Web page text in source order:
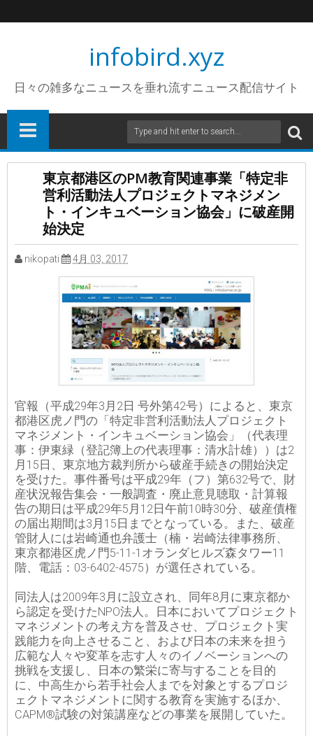
infobird.xyz
日々の雑多なニュースを垂れ流すニュース配信サイト
東京都港区のPM教育関連事業「特定非
営利活動法人プロジェクトマネジメン
ト・インキュベーション協会」に破産開
始決定
nikopati 4月 03, 2017
官報（平成29年3月2日 号外第42号）によると、東京
都港区虎ノ門の「特定非営利活動法人プロジェクト
マネジメント・インキュベーション協会」（代表理
事：伊東緑（登記簿上の代表理事：清水計雄））は2
月15日、東京地方裁判所から破産手続きの開始決定
を受けた。事件番号は平成29年（フ）第632号で、財
産状況報告集会・一般調査・廃止意見聴取・計算報
告の期日は平成29年5月12日午前10時30分、破産債権
の届出期間は3月15日までとなっている。また、破産
管財人には岩崎通也弁護士（楠・岩崎法律事務所、
東京都港区虎ノ門5-11-1オランダヒルズ森タワー11
階、電話：03-6402-4575）が選任されている。
同法人は2009年3月に設立され、同年8月に東京都か
ら認定を受けたNPO法人。日本においてプロジェクト
マネジメントの考え方を普及させ、プロジェクト実
践能力を向上させること、および日本の未来を担う
広範な人々や変革を志す人々のイノベーションへの
挑戦を支援し、日本の繁栄に寄与することを目的
に、中高生から若手社会人までを対象とするプロジ
ェクトマネジメントに関する教育を実施するほか、
CAPM®試験の対策講座などの事業を展開していた。